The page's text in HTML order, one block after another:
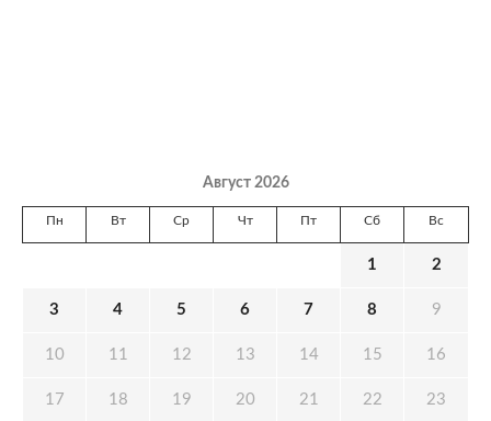
Август 2026
Пн Вт Ср Чт Пт Сб Вс
1 2
3 4 5 6 7 8 9
10 11 12 13 14 15 16
17 18 19 20 21 22 23